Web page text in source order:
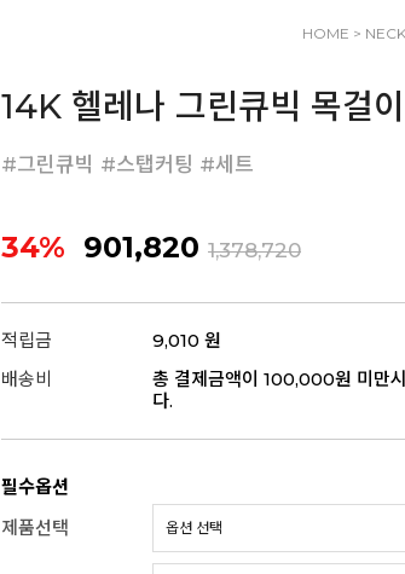
HOME >
14K 헬레나 그린큐빅 목걸이
#그린큐빅 #스탭커팅 #세트
34% 901,820 1,378,720
적립금
9,010 원
배송비
총 결제금액이 100,000원 미만
다.
필수옵션
제품선택